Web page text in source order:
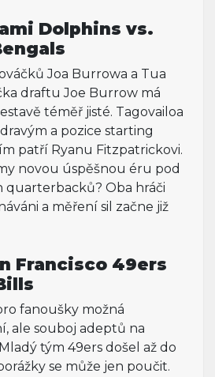
Dolphins vs.
Joa Burrowa a Tua
draftu Joe Burrow má
téměř jisté. Tagovailoa
a pozice starting
patří Ryanu Fitzpatrickovi.
novou úspěšnou éru pod
quarterbacků? Oba hráči
a měření sil začne již
Francisco 49ers
fanoušky možná
ale souboj adeptů na
tým 49ers došel až do
se může jen poučit.